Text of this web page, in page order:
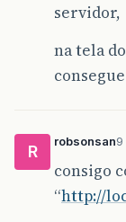
servidor,
na tela
R
robsonsan9
consigo
“http://